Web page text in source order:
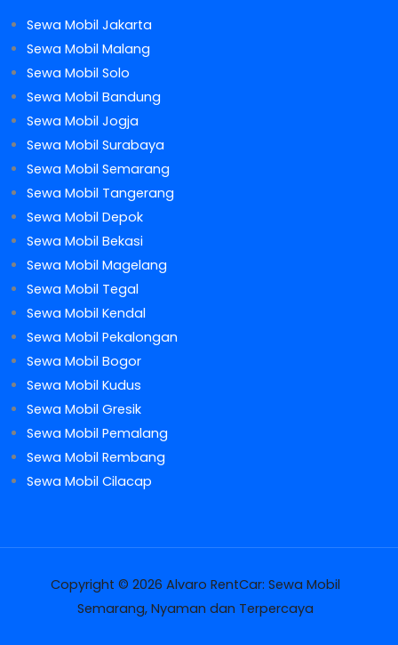
Sewa Mobil Jakarta
Sewa Mobil Malang
Sewa Mobil Solo
Sewa Mobil Bandung
Sewa Mobil Jogja
Sewa Mobil Surabaya
Sewa Mobil Semarang
Sewa Mobil Tangerang
Sewa Mobil Depok
Sewa Mobil Bekasi
Sewa Mobil Magelang
Sewa Mobil Tegal
Sewa Mobil Kendal
Sewa Mobil Pekalongan
Sewa Mobil Bogor
Sewa Mobil Kudus
Sewa Mobil Gresik
Sewa Mobil Pemalang
Sewa Mobil Rembang
Sewa Mobil Cilacap
Copyright © 2026 Alvaro RentCar: Sewa Mobil
Semarang, Nyaman dan Terpercaya